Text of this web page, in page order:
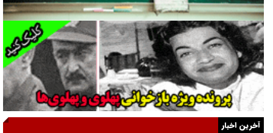
فوتبال و آن «بالا»!
راهبرد غافلگیری با نسل جدید پهپاد‌ها
جنجال پزشکان تقلبی در صنعت زیبایی
یهودی‌ها در ادبیات داستانی اروپا؛ از شکسپیر تا دیکنز
گفت‌وگو با خواهر یکی از شهدای جنگ رمضان/ خواهرم فرمانده جهادی و
آخرین اخبار